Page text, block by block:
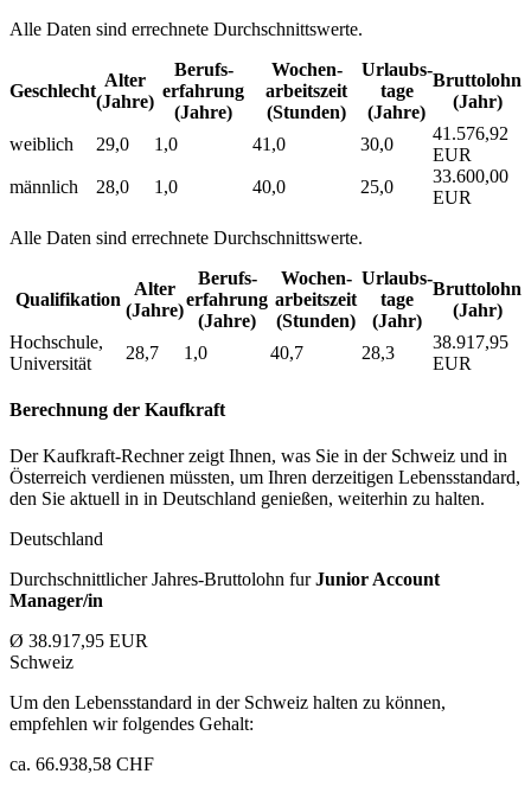
Alle Daten sind errechnete Durchschnittswerte.
Geschlecht
Alter
(Jahre)
Berufs­
erfahrung
(Jahre)
Wochen­
arbeitszeit
(Stunden)
Urlaubs­
tage
(Jahre)
Bruttolohn
(Jahr)
weiblich 29,0 1,0 41,0 30,0
41.576,92
EUR
männlich
28,0 1,0 40,0 25,0
33.600,00
EUR
Alle Daten sind errechnete Durchschnittswerte.
Qualifikation
Alter
(Jahre)
Berufs­
erfahrung
(Jahre)
Wochen­
arbeitszeit
(Stunden)
Urlaubs­
tage
(Jahr)
Bruttolohn
(Jahr)
Hochschule,
Universität
28,7 1,0 40,7 28,3
38.917,95
EUR
Berechnung der Kaufkraft
Der Kaufkraft-Rechner zeigt Ihnen, was Sie in der Schweiz und in
Österreich verdienen müssten, um Ihren derzeitigen Lebensstandard,
den Sie aktuell in in Deutschland genießen, weiterhin zu halten.
Deutschland
Durchschnittlicher Jahres-Bruttolohn furJunior Account
Manager/in
Ø 38.917,95 EUR
Schweiz
Um den Lebensstandard in der Schweiz halten zu können,
empfehlen wir folgendes Gehalt:
ca. 66.938,58 CHF